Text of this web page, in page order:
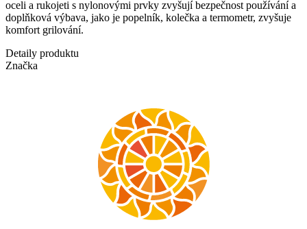
oceli a rukojeti s nylonovými prvky zvyšují bezpečnost používání a
doplňková výbava, jako je popelník, kolečka a termometr, zvyšuje
komfort grilování.
Detaily produktu
Značka